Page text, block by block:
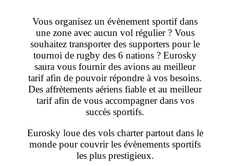
Vous organisez un évènement sportif dans
une zone avec aucun vol régulier ? Vous
souhaitez transporter des supporters pour le
tournoi de rugby des 6 nations ? Eurosky
saura vous fournir des avions au meilleur
tarif afin de pouvoir répondre à vos besoins.
Des affrètements aériens fiable et au meilleur
tarif afin de vous accompagner dans vos
succès sportifs.
Eurosky loue des vols charter partout dans le
monde pour couvrir les évènements sportifs
les plus prestigieux.